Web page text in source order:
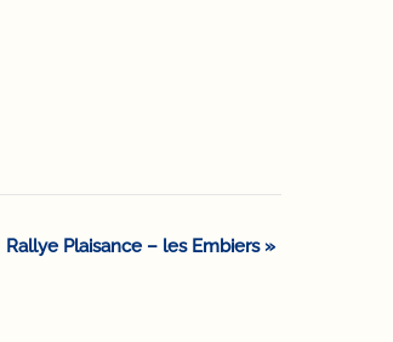
Rallye Plaisance – les Embiers »